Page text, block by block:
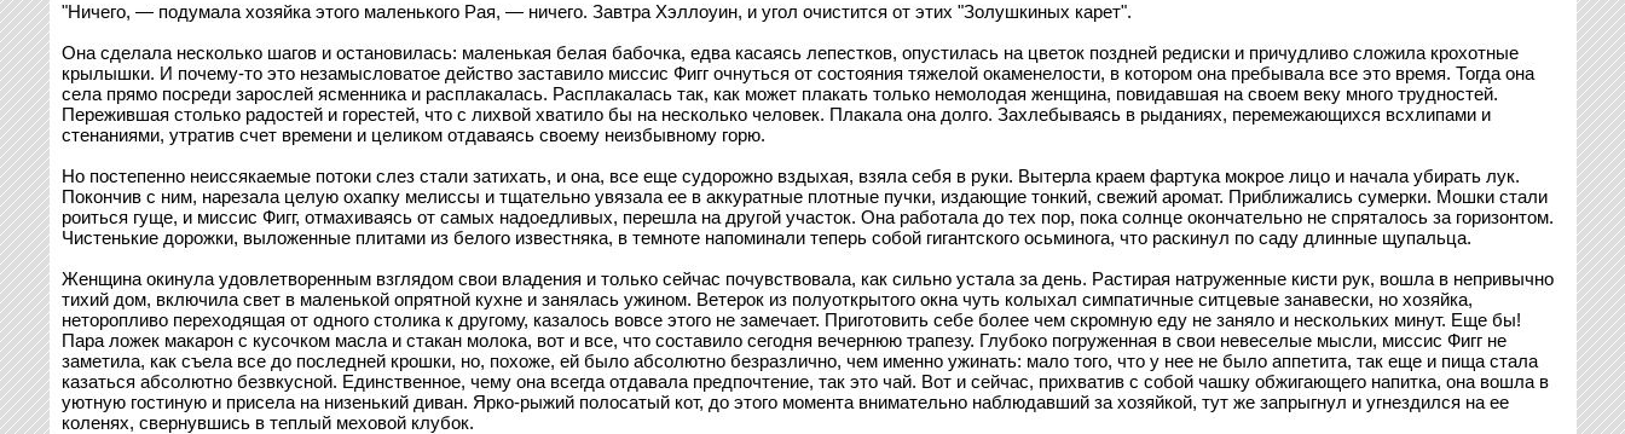
"Ничего, — подумала хозяйка этого маленького Рая, — ничего. Завтра Хэллоуин, и угол очистится от этих "Золушкиных карет".
Она сделала несколько шагов и остановилась: маленькая белая бабочка, едва касаясь лепестков, опустилась на цветок поздней редиски и причудливо сложила крохотные
крылышки. И почему-то это незамысловатое действо заставило миссис Фигг очнуться от состояния тяжелой окаменелости, в котором она пребывала все это время. Тогда она
села прямо посреди зарослей ясменника и расплакалась. Расплакалась так, как может плакать только немолодая женщина, повидавшая на своем веку много трудностей.
Пережившая столько радостей и горестей, что с лихвой хватило бы на несколько человек. Плакала она долго. Захлебываясь в рыданиях, перемежающихся всхлипами и
стенаниями, утратив счет времени и целиком отдаваясь своему неизбывному горю.
Но постепенно неиссякаемые потоки слез стали затихать, и она, все еще судорожно вздыхая, взяла себя в руки. Вытерла краем фартука мокрое лицо и начала убирать лук.
Покончив с ним, нарезала целую охапку мелиссы и тщательно увязала ее в аккуратные плотные пучки, издающие тонкий, свежий аромат. Приближались сумерки. Мошки стали
роиться гуще, и миссис Фигг, отмахиваясь от самых надоедливых, перешла на другой участок. Она работала до тех пор, пока солнце окончательно не спряталось за горизонтом.
Чистенькие дорожки, выложенные плитами из белого известняка, в темноте напоминали теперь собой гигантского осьминога, что раскинул по саду длинные щупальца.
Женщина окинула удовлетворенным взглядом свои владения и только сейчас почувствовала, как сильно устала за день. Растирая натруженные кисти рук, вошла в непривычно
тихий дом, включила свет в маленькой опрятной кухне и занялась ужином. Ветерок из полуоткрытого окна чуть колыхал симпатичные ситцевые занавески, но хозяйка,
неторопливо переходящая от одного столика к другому, казалось вовсе этого не замечает. Приготовить себе более чем скромную еду не заняло и нескольких минут. Еще бы!
Пара ложек макарон с кусочком масла и стакан молока, вот и все, что составило сегодня вечернюю трапезу. Глубоко погруженная в свои невеселые мысли, миссис Фигг не
заметила, как съела все до последней крошки, но, похоже, ей было абсолютно безразлично, чем именно ужинать: мало того, что у нее не было аппетита, так еще и пища стала
казаться абсолютно безвкусной. Единственное, чему она всегда отдавала предпочтение, так это чай. Вот и сейчас, прихватив с собой чашку обжигающего напитка, она вошла в
уютную гостиную и присела на низенький диван. Ярко-рыжий полосатый кот, до этого момента внимательно наблюдавший за хозяйкой, тут же запрыгнул и угнездился на ее
коленях, свернувшись в теплый меховой клубок.